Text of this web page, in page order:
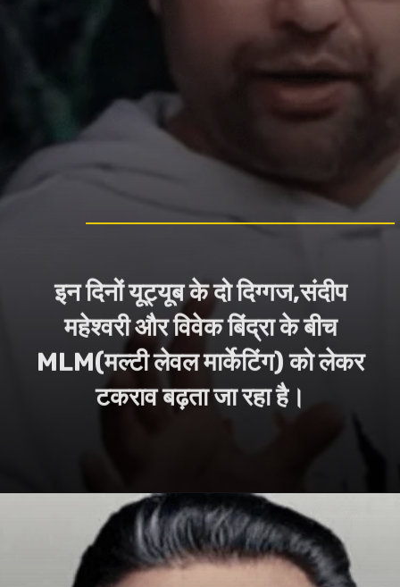
महेश्वरी और विवेक बिंद्रा के बीच
MLM(मल्टी लेवल मार्केटिंग) को लेकर
टकराव बढ़ता जा रहा है।